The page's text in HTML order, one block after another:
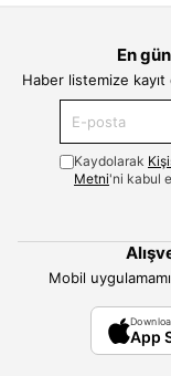
En
Haber listemize
Kaydolarak
Metni'ni kabul
Mobil
App